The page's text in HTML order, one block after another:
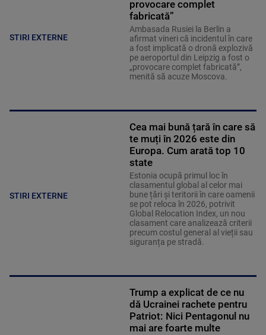
STIRI EXTERNE
provocare complet
fabricată”
Ambasada Rusiei la Berlin a
afirmat vineri că incidentul în care
a fost implicată o dronă explozivă
pe aeroportul din Leipzig a fost o
„provocare complet fabricată”,
menită să acuze Moscova.
STIRI EXTERNE
Cea mai bună țară în care să
te muți în 2026 este din
Europa. Cum arată top 10
state
Estonia ocupă primul loc în
clasamentul global al celor mai
bune țări și teritorii în care oamenii
se pot reloca în 2026, potrivit
Global Relocation Index, un nou
clasament care analizează criterii
precum costul general al vieții sau
siguranța pe stradă.
Trump a explicat de ce nu
dă Ucrainei rachete pentru
Patriot: Nici Pentagonul nu
mai are foarte multe